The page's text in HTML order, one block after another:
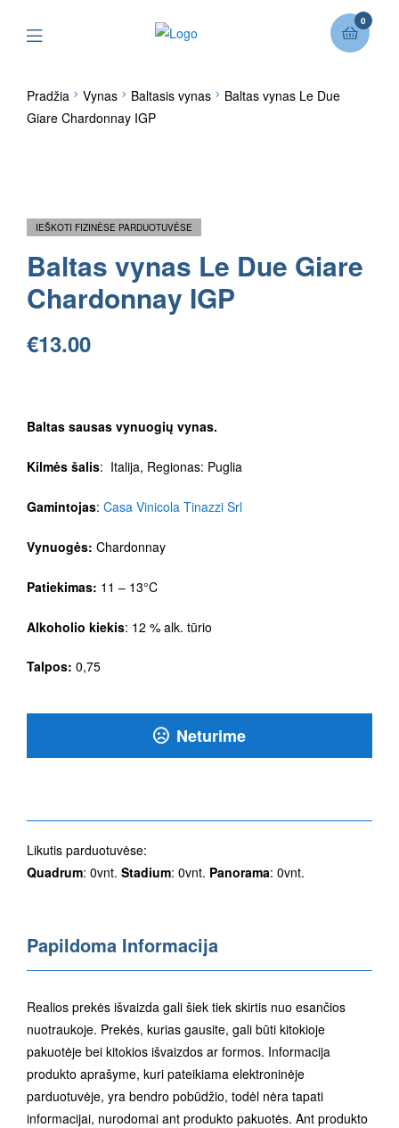
0
Pradžia Vynas Baltasis vynas
Baltas vynas Le Due
Giare Chardonnay IGP
IEŠKOTI FIZINĖSE PARDUOTUVĖSE
Baltas vynas Le Due Giare
Chardonnay IGP
€13.00
Baltas sausas vynuogių vynas.
Kilmės šalis: Italija, Regionas: Puglia
Gamintojas: Casa Vinicola Tinazzi Srl
Vynuogės: Chardonnay
Patiekimas: 11 – 13°C
Alkoholio kiekis: 12 % alk. tūrio
Talpos: 0,75
Neturime
Likutis parduotuvėse:
Quadrum: 0vnt. Stadium: 0vnt. Panorama: 0vnt.
Papildoma Informacija
Realios prekės išvaizda gali šiek tiek skirtis nuo esančios
nuotraukoje. Prekės, kurias gausite, gali būti kitokioje
pakuotėje bei kitokios išvaizdos ar formos. Informacija
produkto aprašyme, kuri pateikiama elektroninėje
parduotuvėje, yra bendro pobūdžio, todėl nėra tapati
informacijai, nurodomai ant produkto pakuotės. Ant produkto